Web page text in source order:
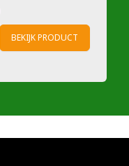
BEKIJK PRODUCT